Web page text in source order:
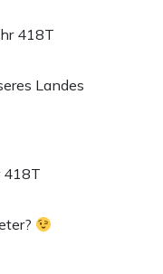
418T
Landes
418T